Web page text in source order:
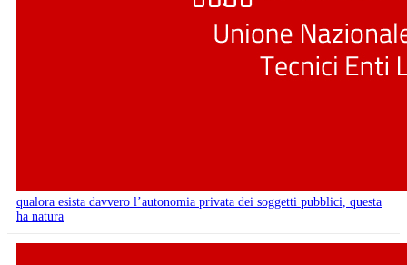
qualora esista davvero l’autonomia privata dei soggetti pubblici, questa
ha natura